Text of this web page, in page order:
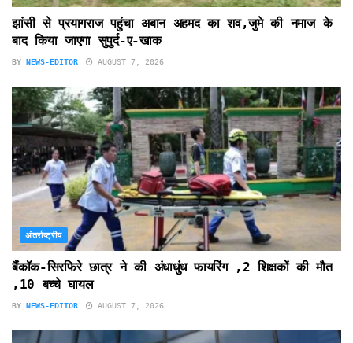
झांसी से प्रयागराज पहुंचा अबान अहमद का शव,जुमे की नमाज के
बाद किया जाएगा सुपुर्द-ए-खाक
BY NEWS-EDITOR AUGUST 7, 2026
अंतर्राष्ट्रीय
बैंकॉक-सिरफिरे छात्र ने की अंधाधुंध फायरिंग ,2 शिक्षकों की मौत
,10 बच्चे घायल
BY NEWS-EDITOR AUGUST 7, 2026